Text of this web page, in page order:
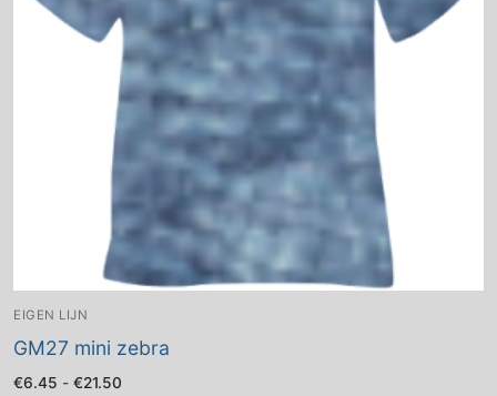
EIGEN LIJN
GM27 mini zebra
€6.45 - €21.50